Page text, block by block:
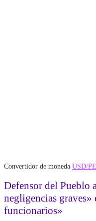
Convertidor de moneda USD/
Defensor del Pueblo
negligencias
funcionarios»